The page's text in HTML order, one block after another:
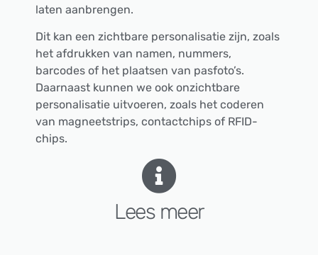
laten aanbrengen.
Dit kan een zichtbare personalisatie zijn, zoals
het afdrukken van namen, nummers,
barcodes of het plaatsen van pasfoto’s.
Daarnaast kunnen we ook onzichtbare
personalisatie uitvoeren, zoals het coderen
van magneetstrips, contactchips of RFID-
chips.
Lees meer